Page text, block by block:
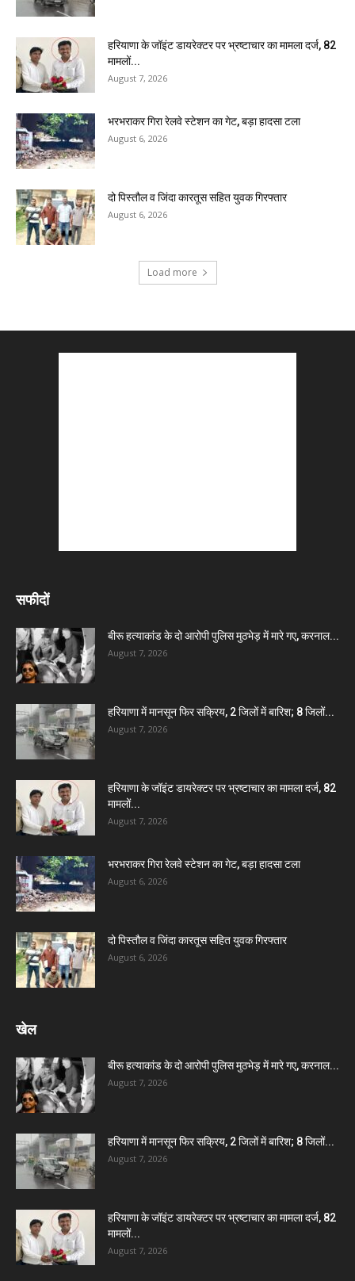
हरियाणा के जॉइंट डायरेक्टर पर भ्रष्टाचार का मामला दर्ज, 82
मामलों...
August 7, 2026
भरभराकर गिरा रेलवे स्टेशन का गेट, बड़ा हादसा टला
August 6, 2026
दो पिस्तौल व जिंदा कारतूस सहित युवक गिरफ्तार
August 6, 2026
Load more
सफीदों
बीरू हत्याकांड के दो आरोपी पुलिस मुठभेड़ में मारे गए, करनाल...
August 7, 2026
हरियाणा में मानसून फिर सक्रिय, 2 जिलों में बारिश; 8 जिलों...
August 7, 2026
हरियाणा के जॉइंट डायरेक्टर पर भ्रष्टाचार का मामला दर्ज, 82
मामलों...
August 7, 2026
भरभराकर गिरा रेलवे स्टेशन का गेट, बड़ा हादसा टला
August 6, 2026
दो पिस्तौल व जिंदा कारतूस सहित युवक गिरफ्तार
August 6, 2026
खेल
बीरू हत्याकांड के दो आरोपी पुलिस मुठभेड़ में मारे गए, करनाल...
August 7, 2026
हरियाणा में मानसून फिर सक्रिय, 2 जिलों में बारिश; 8 जिलों...
August 7, 2026
हरियाणा के जॉइंट डायरेक्टर पर भ्रष्टाचार का मामला दर्ज, 82
मामलों...
August 7, 2026